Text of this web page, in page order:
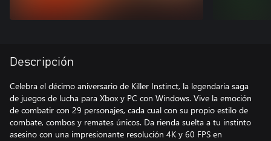
Descripción
Celebra el décimo aniversario de Killer Instinct, la legendaria saga
de juegos de lucha para Xbox y PC con Windows. Vive la emoción
de combatir con 29 personajes, cada cual con su propio estilo de
combate, combos y remates únicos. Da rienda suelta a tu instinto
asesino con una impresionante resolución 4K y 60 FPS en